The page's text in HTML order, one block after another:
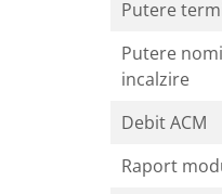
Putere
Putere
incalzire
Debit ACM
Raport